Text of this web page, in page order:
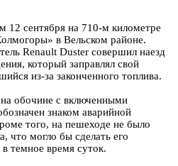
12 сентября на 710-м километре
в Вельском районе.
Renault Duster совершил наезд
который заправлял свой
из-за законченного топлива.
обочине с включенными
знаком аварийной
того, на пешеходе не было
что могло бы сделать его
темное время суток.